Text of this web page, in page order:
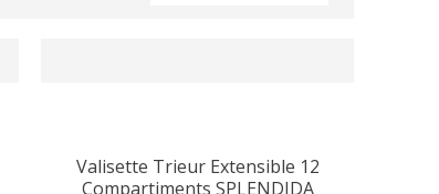
Valisette Trieur Extensible 12
Compartiments SPLENDIDA